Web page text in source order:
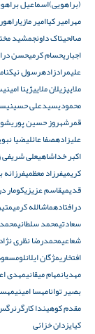
(براهویی)اسماعیل
مهرامیر کیاامیر مازیار
صالحیتاک داونجمشید
اجباریحسام کرمیحسن
علیمرادزادهرسول نیکنام
ملاییزیلان ملاییژینا امینی
محمودیسیدعلی حسینی
قمرشهروز حسین‌ پوری
علیزادهصفا عائلیضیا
اکبر خداشاهیعلی شریفی
کریمیفرزاد معظمیفرزانه
قدیمیقاسم عزیزیکومار
درافتادهماشالله کرمی
سعادتیمحمد سلطانی
شعاعیمحمدرضا نظری نژاد
افتخاریمژگان ایلانلو
مهدیانمهام میقانیمهدی
بصیر توانامهسا امینی
مقدم کوهیندا کارگر
کیایزدان خزائی